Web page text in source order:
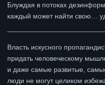
Блуждая в потоках
каждый может найти свою…
Власть искусного
придать человеческому
и даже самые развитые,
люди не могут целиком